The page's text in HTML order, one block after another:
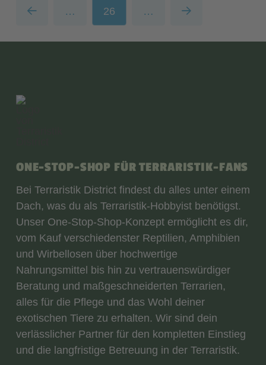
Prev … 26 … Next
ONE-STOP-SHOP FÜR TERRARISTIK-FANS
Bei Terraristik District findest du alles unter einem
Dach, was du als Terraristik-Hobbyist benötigst.
Unser One-Stop-Shop-Konzept ermöglicht es dir,
vom Kauf verschiedenster Reptilien, Amphibien
und Wirbellosen über hochwertige
Nahrungsmittel bis hin zu vertrauenswürdiger
Beratung und maßgeschneiderten Terrarien,
alles für die Pflege und das Wohl deiner
exotischen Tiere zu erhalten. Wir sind dein
verlässlicher Partner für den kompletten Einstieg
und die langfristige Betreuung in der Terraristik.